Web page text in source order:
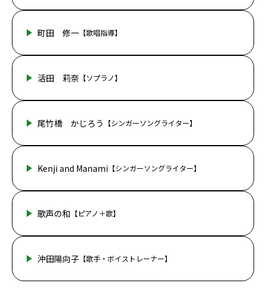
町田 修一 【歌唱指導】
活田 莉奈 【ソプラノ】
尾竹橋 かじろう 【シンガーソングライター】
Kenji and Manami 【シンガーソングライター】
歌声の和 【ピアノ＋歌】
沖田陽向子 【歌手・ボイストレーナー】